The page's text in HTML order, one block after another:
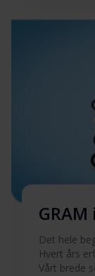
Det hele
Hvert års
Vårt brede